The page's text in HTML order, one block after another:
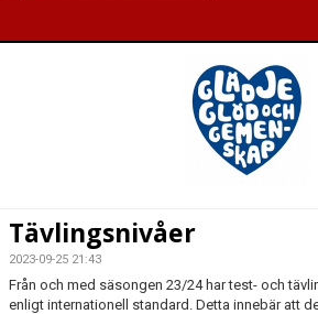
BLI MEDLEM
GRUPPER & NIVÅER
Tävlingsnivåer
2023-09-25 21:43
Från och med säsongen 23/24 har test- och
enligt internationell standard. Detta innebär att